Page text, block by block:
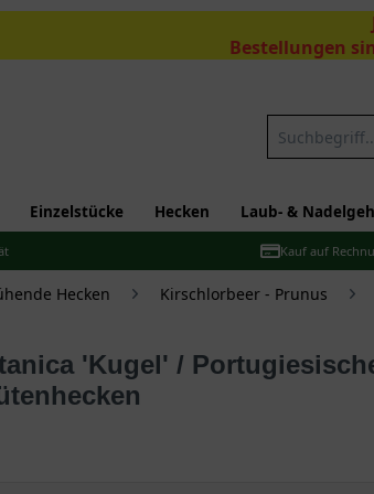
Bestellungen
Einzelstücke Hecken Laub- &
Kauf auf
Hecken Kirschlorbeer - Prunus
'Kugel' /